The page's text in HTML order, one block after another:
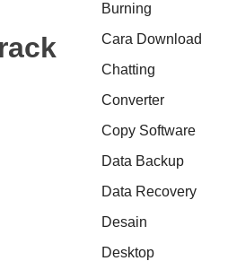
Burning
Cara Download
Chatting
Converter
Copy Software
Data Backup
Data Recovery
Desain
Desktop